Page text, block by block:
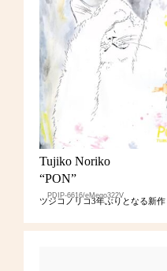
Tujiko Noriko
“PON”
ツジコノリコ3年ぶりとなる新
PDIP-6616/eMego322V